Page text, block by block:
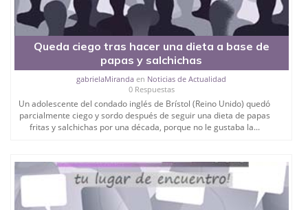
Queda ciego tras hacer una dieta a base de
papas y salchichas
gabrielaMiranda en Noticias de Actualidad
0 Respuestas
Un adolescente del condado inglés de Brístol (Reino Unido) quedó
parcialmente ciego y sordo después de seguir una dieta de papas
fritas y salchichas por una década, porque no le gustaba la...